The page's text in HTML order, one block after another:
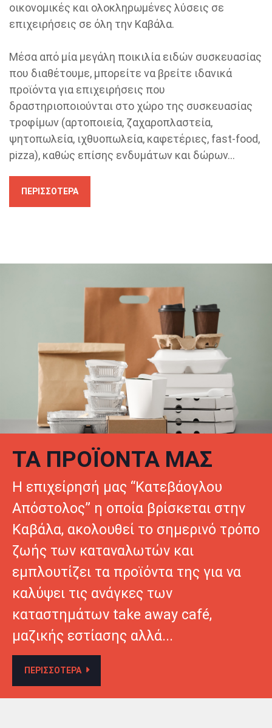
οικονομικές και ολοκληρωμένες λύσεις σε
επιχειρήσεις σε όλη την Καβάλα.
Μέσα από μία μεγάλη ποικιλία ειδών συσκευασίας
που διαθέτουμε, μπορείτε να βρείτε ιδανικά
προϊόντα για επιχειρήσεις που
δραστηριοποιούνται στο χώρο της συσκευασίας
τροφίμων (αρτοποιεία, ζαχαροπλαστεία,
ψητοπωλεία, ιχθυοπωλεία, καφετέριες, fast-food,
pizza), καθώς επίσης ενδυμάτων και δώρων...
ΠΕΡΙΣΣΟΤΕΡΑ
ΤΑ ΠΡΟΪΟΝΤΑ ΜΑΣ
Η επιχείρησή μας “Κατεβάογλου
Απόστολος” η οποία βρίσκεται στην
Καβάλα, ακολουθεί το σημερινό τρόπο
ζωής των καταναλωτών και
εμπλουτίζει τα προϊόντα της για να
καλύψει τις ανάγκες των
καταστημάτων take away café,
μαζικής εστίασης αλλά...
ΠΕΡΙΣΣΟΤΕΡΑ